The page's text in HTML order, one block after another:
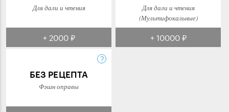
Для дали и чтения
+ 2000 ₽
Для дали и чтения
(Мультифокальные)
+ 10000 ₽
БЕЗ РЕЦЕПТА
Фэшн оправы